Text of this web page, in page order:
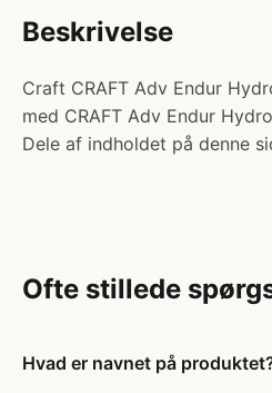
Beskrivelse
Craft CRAFT Adv Endur
med CRAFT Adv Endur
Dele af indholdet på denne
Ofte stillede
Hvad er navnet på